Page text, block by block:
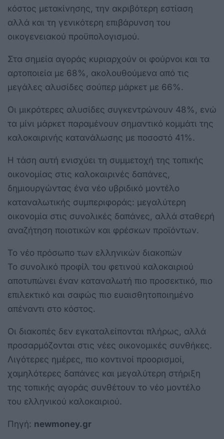
κόστος μετακίνησης, την ακριβότερη εστίαση
αλλά και τη γενικότερη επιβάρυνση του
οικογενειακού προϋπολογισμού.
Στα σημεία αγοράς κυριαρχούν οι φούρνοι και τα
αρτοποιεία με 68%, ακολουθούμενα από τις
μεγάλες αλυσίδες σούπερ μάρκετ με 66%.
Οι μικρότερες αλυσίδες συγκεντρώνουν 48%, ενώ
τα μίνι μάρκετ παραμένουν σημαντικό κομμάτι της
καλοκαιρινής κατανάλωσης με ποσοστό 41%.
Η τάση αυτή ενισχύει τη συμμετοχή της τοπικής
οικονομίας στις καλοκαιρινές δαπάνες,
δημιουργώντας ένα νέο υβριδικό μοντέλο
καταναλωτικής συμπεριφοράς: μεγαλύτερη
οικονομία στις συνολικές δαπάνες, αλλά σταθερή
αναζήτηση ποιοτικών και φρέσκων προϊόντων.
Το νέο πρόσωπο των ελληνικών διακοπών
Το συνολικό προφίλ του φετινού καλοκαιριού
αποτυπώνει έναν καταναλωτή πιο προσεκτικό, πιο
επιλεκτικό και σαφώς πιο ευαισθητοποιημένο
απέναντι στο κόστος.
Οι διακοπές δεν εγκαταλείπονται πλήρως, αλλά
προσαρμόζονται στις νέες οικονομικές συνθήκες.
Λιγότερες ημέρες, πιο κοντινοί προορισμοί,
χαμηλότερες δαπάνες και μεγαλύτερη στήριξη
της τοπικής αγοράς συνθέτουν το νέο μοντέλο
του ελληνικού καλοκαιριού.
Πηγή: newmoney.gr